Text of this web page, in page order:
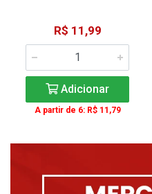
R$ 11,99
Adicionar
A partir de 6: R$ 11,79